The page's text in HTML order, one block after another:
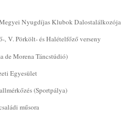
Nyugdíjas Klubok Dalostalálkozója
, V. Pörkölt- és Halételfőző verseny
de Morena Táncstúdió)
Egyesület
(Sportpálya)
műsora